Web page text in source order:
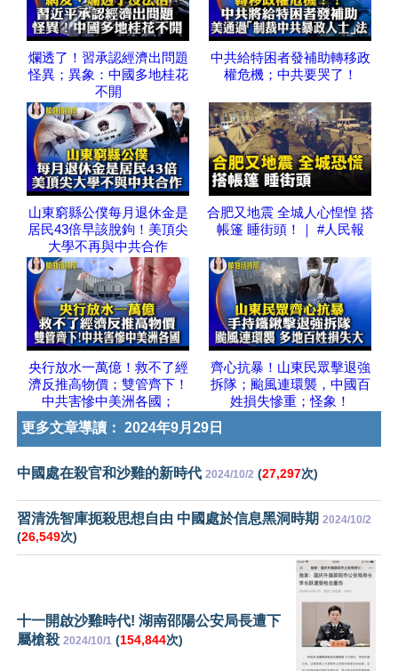
爛透了！習承認經濟出問題
怪異；異象：中國多地桂花
不開
中共給特困者發補助轉移政
權危機；中共要哭了！
山東窮縣公僕每月退休金是
居民43倍早該脫鉤！美頂尖
大學不再與中共合作
合肥又地震 全城人心惶惶 搭
帳篷 睡街頭！｜ #人民報
央行放水一萬億！救不了經
濟反推高物價；雙管齊下！
中共害慘中美洲各國；
齊心抗暴！山東民眾擊退強
拆隊；颱風連環襲，中國百
姓損失慘重；怪象！
更多文章導讀： 2024年9月29日
中國處在殺官和沙雞的新時代 2024/10/2 (27,297次)
習清洗智庫扼殺思想自由 中國處於信息黑洞時期 2024/10/2
(26,549次)
十一開啟沙雞時代! 湖南邵陽公安局長遭下
屬槍殺 2024/10/1 (154,844次)